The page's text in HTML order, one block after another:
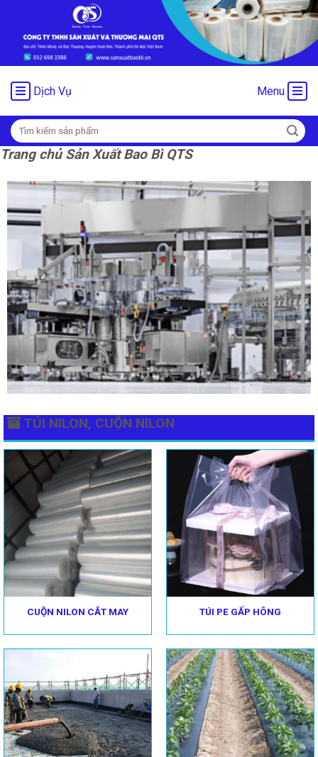
Dịch Vụ Menu
Tìm
kiếm:
Trang chủ Sản Xuất Bao Bì QTS
TÚI NILON, CUỘN NILON
CUỘN NILON CẮT MAY TÚI PE GẤP HÔNG